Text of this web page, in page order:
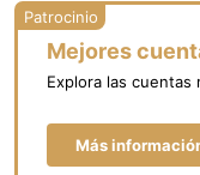
Mejores
Explora las cuentas
Más